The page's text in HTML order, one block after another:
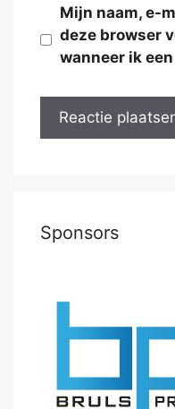
Mijn naam, e-
deze browser
wanneer ik
Sponsors